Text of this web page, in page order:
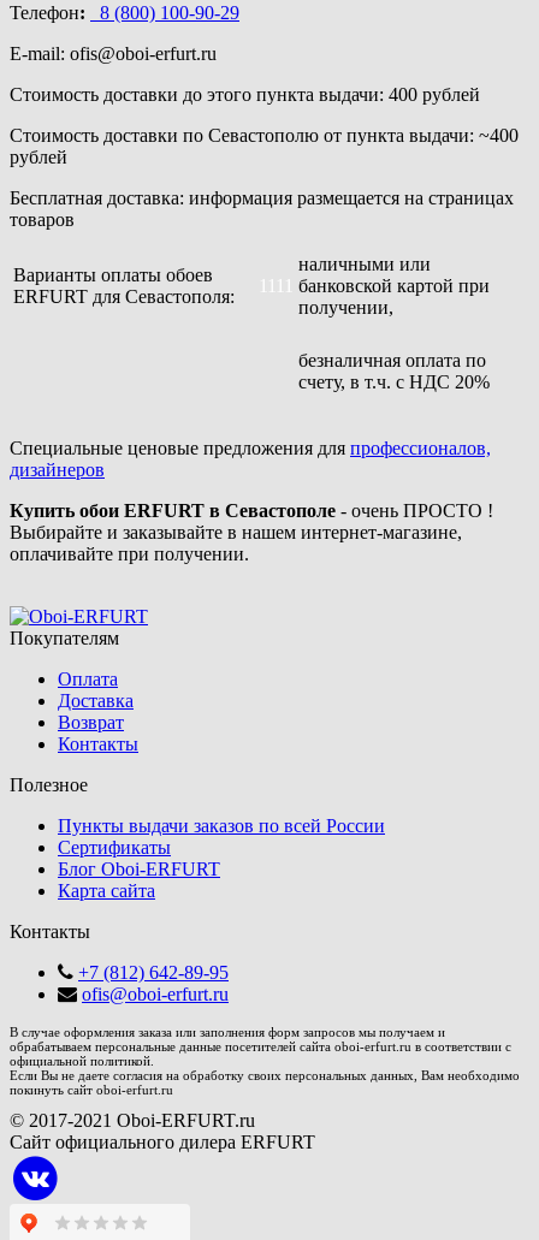
Телефон:
8 (800) 100-90-29
E-mail: ofis@oboi-erfurt.ru
Стоимость доставки до этого пункта выдачи: 400 рублей
Стоимость доставки по Севастополю от пункта выдачи: ~400
рублей
Бесплатная доставка: информация размещается на страницах
товаров
Варианты оплаты обоев
ERFURT для Севастополя:
1111
наличными или
банковской картой при
получении,
безналичная оплата по
счету, в т.ч. с НДС 20%
Специальные ценовые предложения для профессионалов,
дизайнеров
Купить обои ERFURT в Севастополе - очень ПРОСТО !
Выбирайте и заказывайте в нашем интернет-магазине,
оплачивайте при получении.
Покупателям
Оплата
Доставка
Возврат
Контакты
Полезное
Пункты выдачи заказов по всей России
Сертификаты
Блог Oboi-ERFURT
Карта сайта
Контакты
+7 (812) 642-89-95
ofis@oboi-erfurt.ru
В случае оформления заказа или заполнения форм запросов мы получаем и
обрабатываем персональные данные посетителей сайта oboi-erfurt.ru в соответствии с
официальной политикой.
Если Вы не даете согласия на обработку своих персональных данных, Вам необходимо
покинуть сайт oboi-erfurt.ru
© 2017-2021 Oboi-ERFURT.ru
Сайт официального дилера ERFURT